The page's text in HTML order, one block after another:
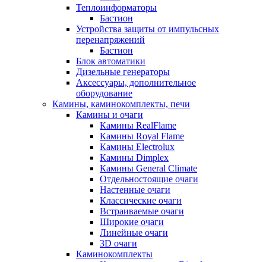
Теплоинформаторы
Бастион
Устройства защиты от импульсных
перенапряжений
Бастион
Блок автоматики
Дизельные генераторы
Аксессуары, дополнительное
оборудование
Камины, каминокомплекты, печи
Камины и очаги
Камины RealFlame
Камины Royal Flame
Камины Electrolux
Камины Dimplex
Камины General Climate
Отдельностоящие очаги
Настенные очаги
Классические очаги
Встраиваемые очаги
Широкие очаги
Линейные очаги
3D очаги
Каминокомплекты